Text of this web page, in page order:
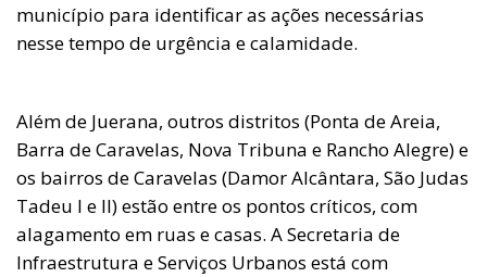
município para identificar as ações necessárias
nesse tempo de urgência e calamidade.
Além de Juerana, outros distritos (Ponta de Areia,
Barra de Caravelas, Nova Tribuna e Rancho Alegre) e
os bairros de Caravelas (Damor Alcântara, São Judas
Tadeu I e II) estão entre os pontos críticos, com
alagamento em ruas e casas. A Secretaria de
Infraestrutura e Serviços Urbanos está com